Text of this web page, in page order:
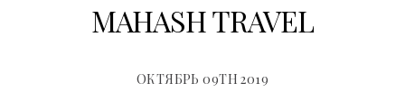
MAHASH TRAVEL
ОКТЯБРЬ 09TH 2019